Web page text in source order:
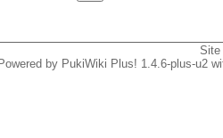
Powered by PukiWiki Plus! 1.4.6-plus-u2